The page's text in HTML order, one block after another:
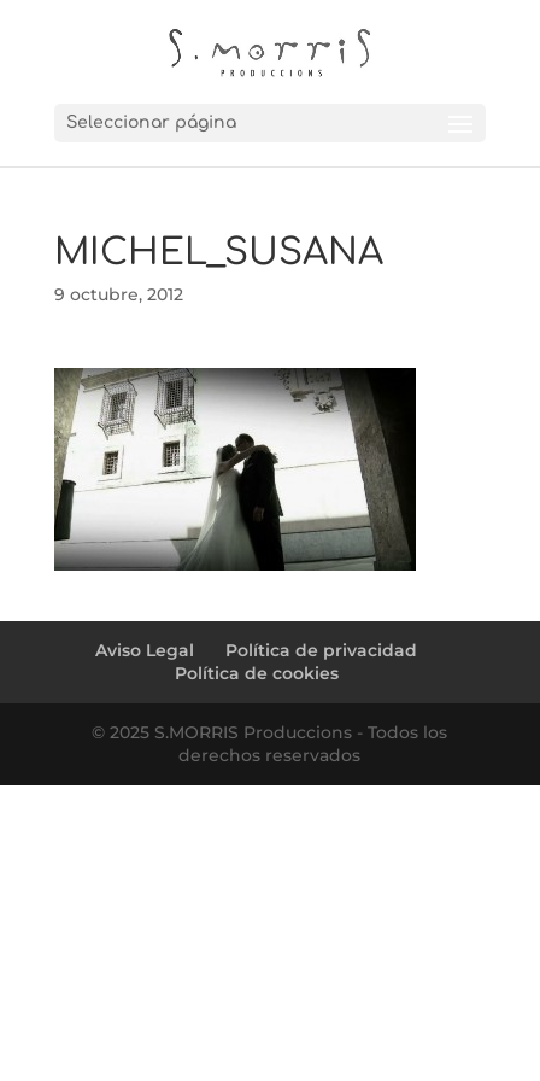
Seleccionar página
MICHEL_SUSANA
9 octubre, 2012
Aviso Legal
Política de privacidad
Política de cookies
© 2025 S.MORRIS Produccions - Todos los
derechos reservados